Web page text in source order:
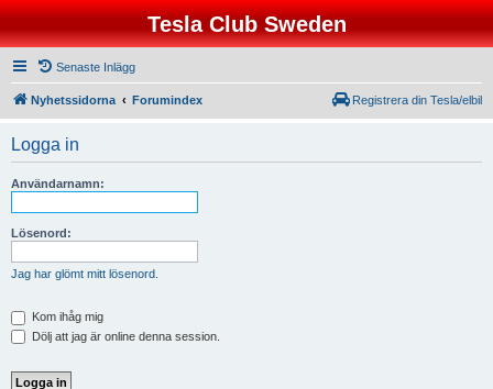
Tesla Club Sweden
Senaste Inlägg
Nyhetssidorna Forumindex Registrera din Tesla/elbil
Logga in
Användarnamn:
Lösenord:
Jag har glömt mitt lösenord.
Kom ihåg mig
Dölj att jag är online denna session.